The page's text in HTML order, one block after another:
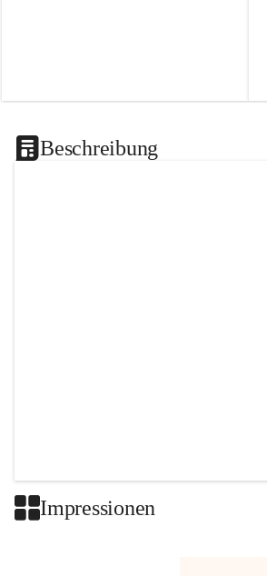
Beschreibung
Impressionen